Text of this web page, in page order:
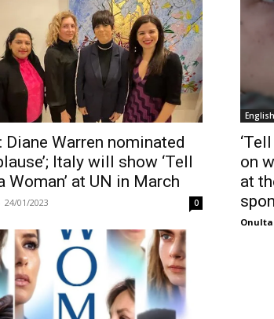
Diane Warren nominated
Italy will show ‘Tell
Woman’ at UN in March
24/01/2023 0
English
on
at